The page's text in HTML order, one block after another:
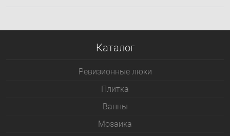
Каталог
Ревизионные люки
Плитка
Bанны
Мозаика